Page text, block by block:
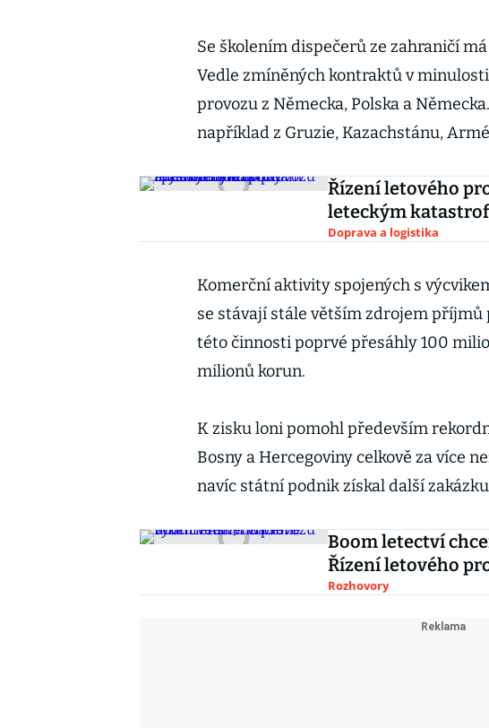
Se školením dispečerů ze zahraničí
Vedle zmíněných kontraktů v
provozu z Německa, Polska a
například z Gruzie, Kazachstánu,
Řízení letového
leteckým
Doprava a logistika
Komerční aktivity spojených s
se stávají stále větším zdrojem příjmů
této činnosti poprvé přesáhly 100
milionů korun.
K zisku loni pomohl především
Bosny a Hercegoviny celkově za více
navíc státní podnik získal další
Boom letectví
Řízení letového
Rozhovory